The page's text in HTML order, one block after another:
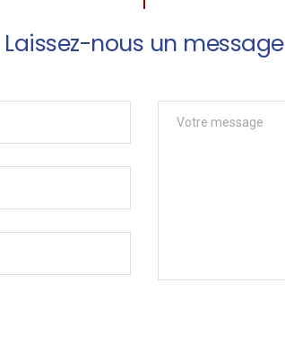
Laissez-nous un message